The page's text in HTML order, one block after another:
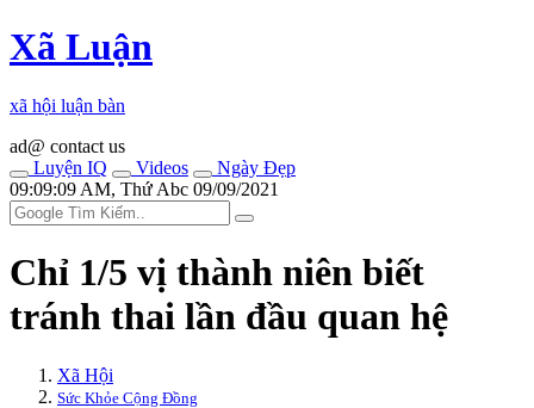
Xã Luận
xã hội luận bàn
ad@ contact us
Luyện IQ
Videos
Ngày Đẹp
09:09:09 AM, Thứ Abc 09/09/2021
Chỉ 1/5 v‌ị thà‌nh niê‌n biết
tránh thai lần đầu quan hệ
Xã Hội
Sức Khỏe Cộng Đồng